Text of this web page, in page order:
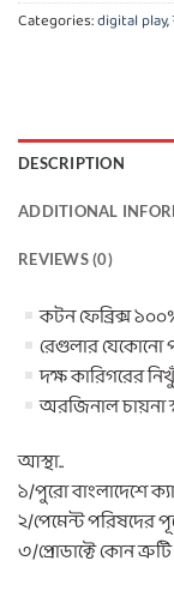
Categories:digital play,
DESCRIPTION
ADDITIONAL
REVIEWS (0)
কটন ফেব্রিক্স
রেগুলার যেকোনো
দক্ষ কারিগরের
অরজিনাল চায়না
আস্থা..
১/পুরো বাংলাদেশে
২/পেমেন্ট পরিষদের
৩/প্রোডাক্টে কোন